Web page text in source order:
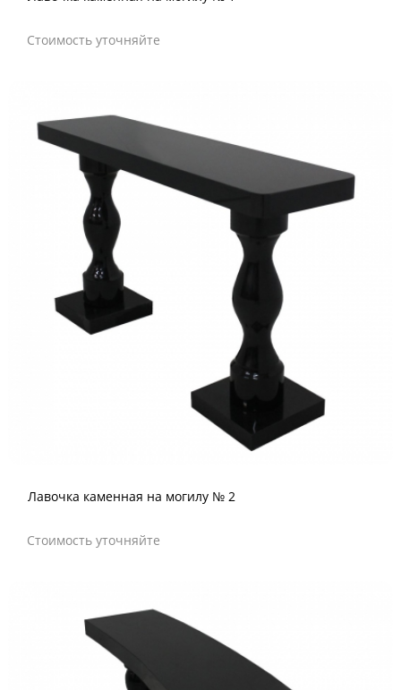
Стоимость уточняйте
Лавочка каменная на могилу № 2
Стоимость уточняйте